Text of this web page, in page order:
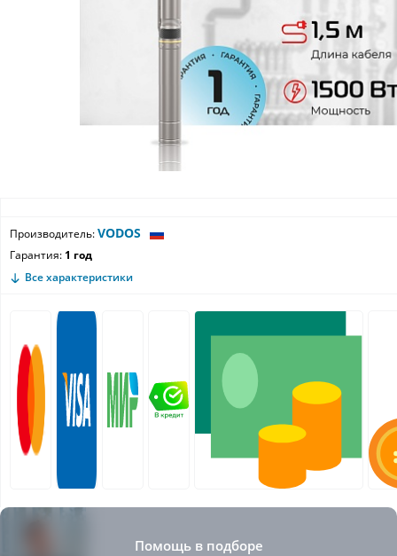
Производитель:VODOS
Гарантия: 1 год
Все характеристики
Помощь в подборе